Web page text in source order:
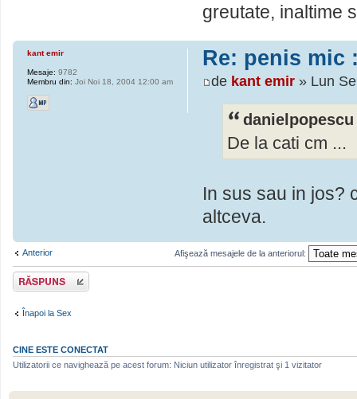
greutate, inaltime
Re: penis mic
de kant emir » Lun
De la cati cm ...
In sus sau in jos?
altceva.
kant emir
Mesaje: 9782
Membru din: Joi Noi 18, 2004 12:00 am
Anterior Afişează mesajele de la anteriorul:
Scrie un răspuns
Înapoi la Sex
CINE ESTE CONECTAT
Utilizatorii ce navighează pe acest forum: Niciun utilizator înregistrat şi 1 vizitator